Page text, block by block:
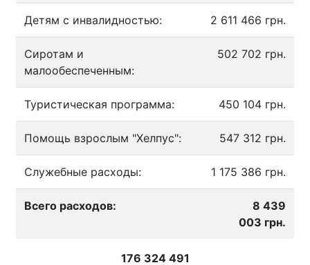
Детям с инвалидностью: 2 611 466 грн.
Сиротам и
малообеспеченным:
502 702 грн.
Туристическая программа: 450 104 грн.
Помощь взрослым "Хелпус": 547 312 грн.
Служебные расходы: 1 175 386 грн.
Всего расходов:
8 439
003 грн.
176 324 491